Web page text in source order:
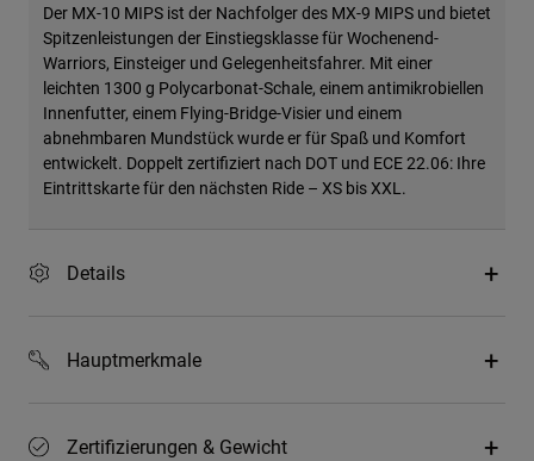
Der MX-10 MIPS ist der Nachfolger des MX-9 MIPS und bietet
Spitzenleistungen der Einstiegsklasse für Wochenend-
Warriors, Einsteiger und Gelegenheitsfahrer. Mit einer
leichten 1300 g Polycarbonat-Schale, einem antimikrobiellen
Innenfutter, einem Flying-Bridge-Visier und einem
abnehmbaren Mundstück wurde er für Spaß und Komfort
entwickelt. Doppelt zertifiziert nach DOT und ECE 22.06: Ihre
Eintrittskarte für den nächsten Ride – XS bis XXL.
Details
Hauptmerkmale
Zertifizierungen & Gewicht